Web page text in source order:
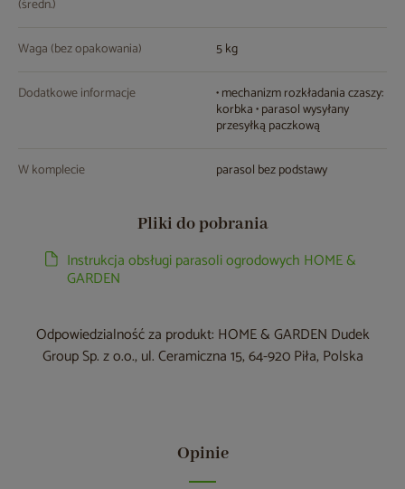
(średn.)
Waga (bez opakowania) 5 kg
Dodatkowe informacje • mechanizm rozkładania czaszy:
korbka • parasol wysyłany
przesyłką paczkową
W komplecie parasol bez podstawy
Pliki do pobrania
Instrukcja obsługi parasoli ogrodowych HOME &
GARDEN
Odpowiedzialność za produkt: HOME & GARDEN Dudek
Group Sp. z o.o., ul. Ceramiczna 15, 64-920 Piła, Polska
Opinie